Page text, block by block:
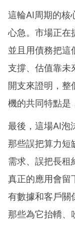
這輪AI周期的核
心急。市場正在
並且用債務把這
支撐、估值靠未
開支來證明，整
機的共同特點是
最後，這場AI泡
那些誤把算力短
需求、誤把長租
真正的應用會留
有數據和客戶關
那些為它抬轎、